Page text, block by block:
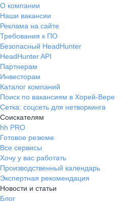
О компании
Наши вакансии
Реклама на сайте
Требования к ПО
Безопасный HeadHunter
HeadHunter API
Партнерам
Инвесторам
Каталог компаний
Поиск по вакансиям в Хорей-Вере
Сетка: соцсеть для нетворкинга
Соискателям
hh PRO
Готовое резюме
Все сервисы
Хочу у вас работать
Производственный календарь
Экспертная рекомендация
Новости и статьи
Блог